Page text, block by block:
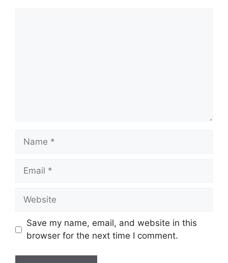
Name
Email
Website
Save my name, email, and website in this
browser for the next time I comment.